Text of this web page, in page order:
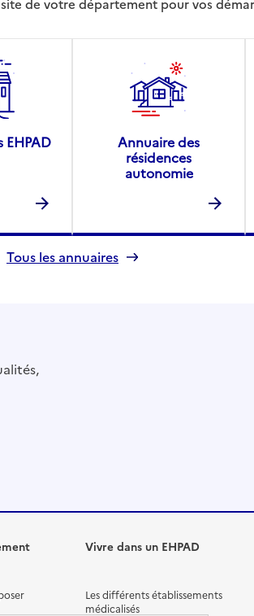
de votre département pour vos
EHPAD
Annuaire des
résidences
autonomie
Tous les annuaires
Vivre dans un EHPAD
Les différents établissements
médicalisés